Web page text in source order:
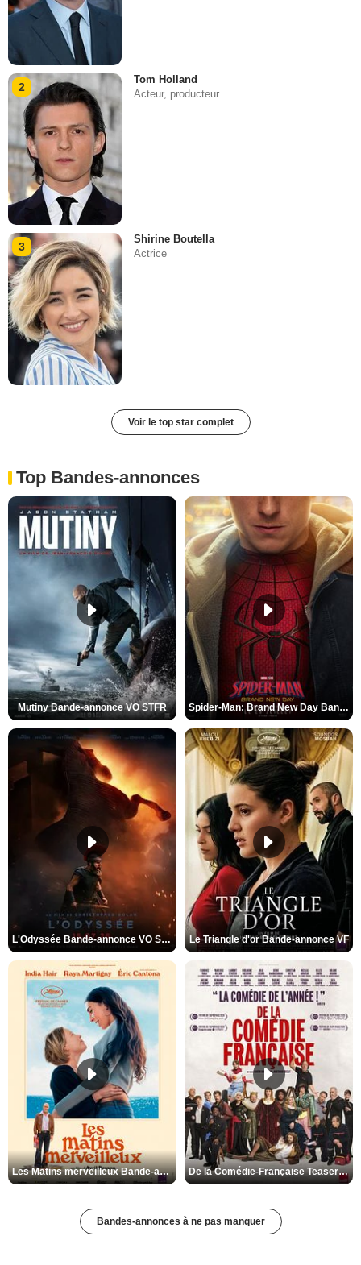
2
Tom Holland
Acteur, producteur
3
Shirine Boutella
Actrice
Voir le top star complet
Top Bandes-annonces
Mutiny Bande-annonce VO STFR Spider-Man: Brand New Day Bande-annonce VO STFR
L'Odyssée Bande-annonce VO STFR Le Triangle d'or Bande-annonce VF
Les Matins merveilleux Bande-annonce VF De la Comédie-Française Teaser VF
Bandes-annonces à ne pas manquer